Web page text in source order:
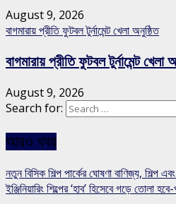
August 9, 2026
বাগমারায় প্রীতি ফুটবল টুর্নামেন্ট খেলা অনুষ্ঠিত
বাগমারায় প্রীতি ফুটবল টুর্নামেন্ট খেলা
August 9, 2026
Search for:
আরও খবর
নতুন বিসিক শিল্প পার্কের ঘোষণা বাণিজ্য, শিল্প
ইঞ্জিনিয়ারিং শিল্পের ‘হাব’ হিসেবে গড়ে তোলা